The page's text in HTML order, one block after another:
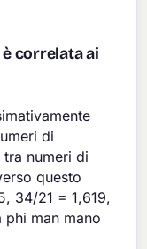
è correlata ai
di
numeri di
questo
34/21 = 1,619,
man mano